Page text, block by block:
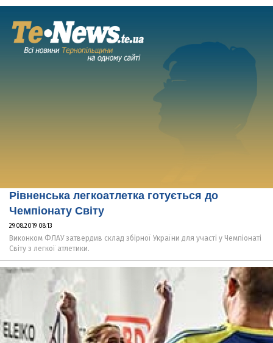
Рівненська легкоатлетка готується до
Чемпіонату Світу
29.08.2019 08:13
Виконком ФЛАУ затвердив склад збірної України для участі у Чемпіонаті
Світу з легкої атлетики.